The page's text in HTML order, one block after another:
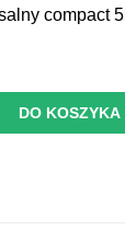
compact 5l
DO KOSZYKA